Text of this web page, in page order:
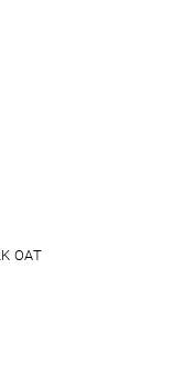
OAT